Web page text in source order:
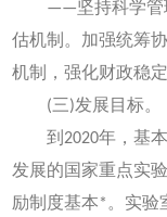
——坚持科学管理
估机制。加强统筹
机制，强化财政稳定
(三)发展目标。
到2020年，基本
发展的国家重点实
励制度基本*。实验